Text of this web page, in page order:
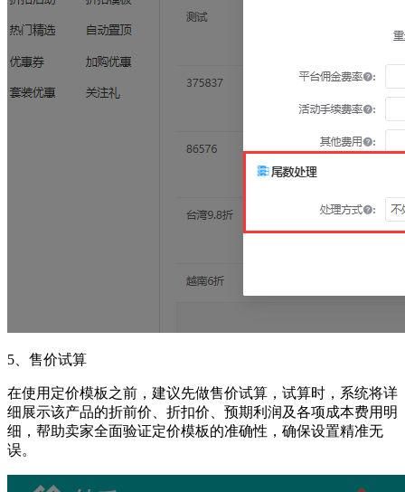
5、售价试算
在使用定价模板之前，建议先做售价试算，试算时，系统将详
细展示该产品的折前价、折扣价、预期利润及各项成本费用明
细，帮助卖家全面验证定价模板的准确性，确保设置精准无
误。